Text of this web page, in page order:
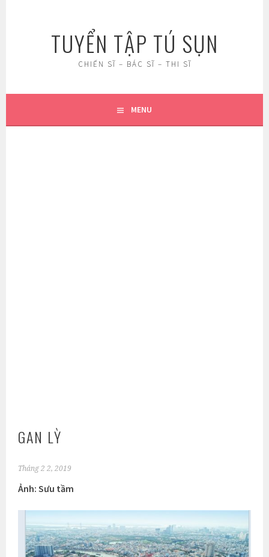
TUYỂN TẬP TÚ SỤN
CHIẾN SĨ – BÁC SĨ – THI SĨ
MENU
GAN LỲ
Tháng 2 2, 2019
Ảnh: Sưu tầm